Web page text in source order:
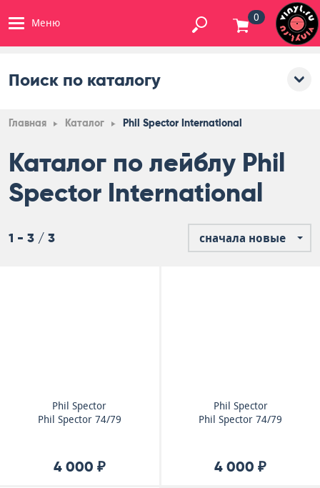
Меню 0
Поиск по каталогу
Главная Каталог Phil Spector International
Каталог по лейблу Phil
Spector International
1 - 3 / 3 сначала новые
Phil Spector
Phil Spector 74/79
4 000 ₽
Phil Spector
Phil Spector 74/79
4 000 ₽